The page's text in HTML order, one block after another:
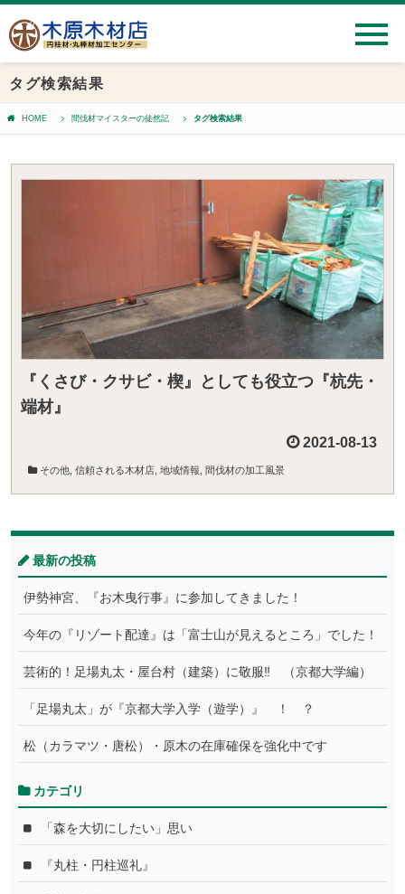
タグ検索結果
HOME 間伐材マイスターの徒然記 タグ検索結果
『くさび・クサビ・楔』としても役立つ『杭先・
端材』
2021-08-13
その他 信頼される木材店 地域情報 間伐材の加工風景
最新の投稿
伊勢神宮、『お木曳行事』に参加してきました！
今年の『リゾート配達』は「富士山が見えるところ」でした！
芸術的！足場丸太・屋台村（建築）に敬服‼ （京都大学編）
「足場丸太」が『京都大学入学（遊学）』 ！ ？
松（カラマツ・唐松）・原木の在庫確保を強化中です
カテゴリ
「森を大切にしたい」思い
『丸柱・円柱巡礼』